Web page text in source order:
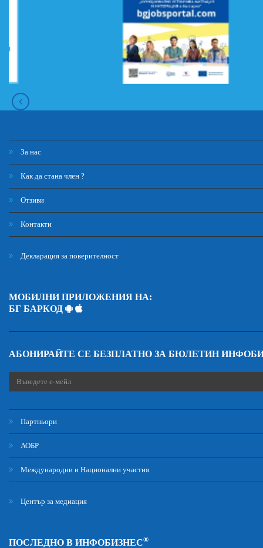
За нас
Как да стана член ?
Отзиви
Контакти
Декларация за поверителност
МОБИЛНИ ПРИЛОЖЕНИЯ НА:
БГ БАРКОД
АБОНИРАЙТЕ СЕ БЕЗПЛАТНО ЗА БЮЛЕТИН
Партньори
АОБР
Международни и Национални участия
Център за медиация
ПОСЛЕДНО В ИНФОБИЗНЕС®